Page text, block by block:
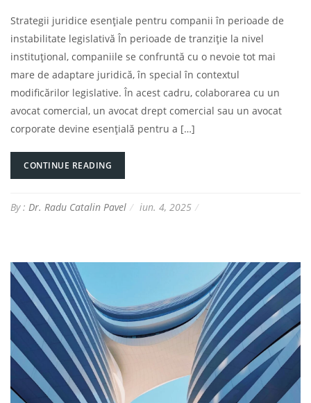
Strategii juridice esențiale pentru companii în perioade de
instabilitate legislativă În perioade de tranziție la nivel
instituțional, companiile se confruntă cu o nevoie tot mai
mare de adaptare juridică, în special în contextul
modificărilor legislative. În acest cadru, colaborarea cu un
avocat comercial, un avocat drept comercial sau un avocat
corporate devine esențială pentru a […]
CONTINUE READING
By : Dr. Radu Catalin Pavel iun. 4, 2025